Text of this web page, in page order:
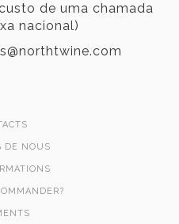
de uma chamada
nacional)
DE NOUS